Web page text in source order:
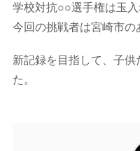
学校対抗○○選手権は玉入
今回の挑戦者は宮崎市の
新記録を目指して、子
た。